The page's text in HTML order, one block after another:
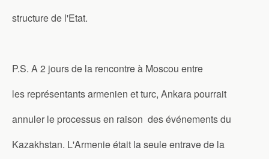
structure de l'Etat.
P.S. A 2 jours de la rencontre à Moscou entre
les représentants armenien et turc, Ankara pourrait
annuler le processus en raison des événements du
Kazakhstan. L'Armenie était la seule entrave de la